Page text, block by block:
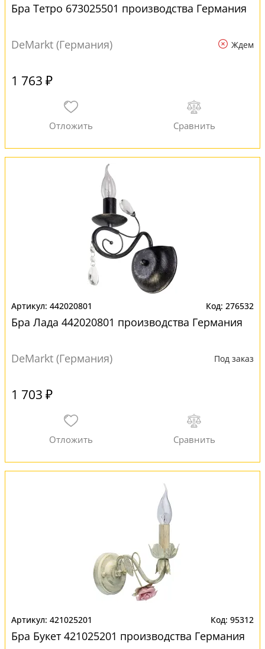
Бра Тетро 673025501 производства Германия
DeMarkt (Германия) Ждем
1 763 ₽
442020801 276532
Бра Лада 442020801 производства Германия
DeMarkt (Германия) Под заказ
1 703 ₽
421025201 95312
Бра Букет 421025201 производства Германия